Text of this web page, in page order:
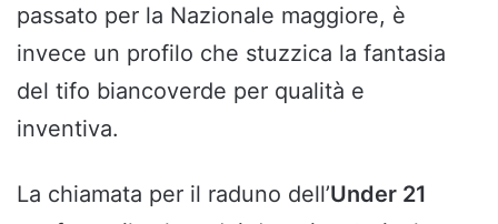
passato per la Nazionale maggiore, è
invece un profilo che stuzzica la fantasia
del tifo biancoverde per qualità e
inventiva.
La chiamata per il raduno dell’Under 21